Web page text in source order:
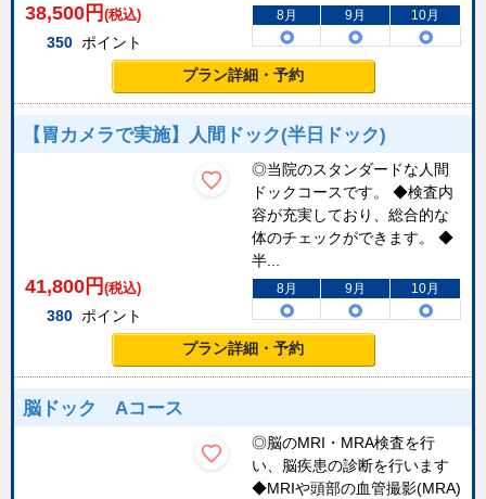
38,500 円 (税込)
350 ポイント
8月 9月 10月
プラン詳細・予約
【胃カメラで実施】人間ドック(半日ドック)
◎当院のスタンダードな人間
ドックコースです。 ◆検査内
容が充実しており、総合的な
体のチェックができます。 ◆
半...
41,800 円 (税込)
380 ポイント
8月 9月 10月
プラン詳細・予約
脳ドック Aコース
◎脳のMRI・MRA検査を行
い、脳疾患の診断を行います
◆MRIや頭部の血管撮影(MRA)